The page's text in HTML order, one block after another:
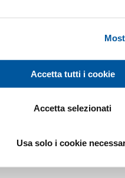
Accetta tutti i cookie
Accetta selezionati
Usa solo i cookie